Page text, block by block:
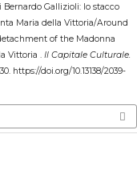
storia del restauro
«Postumia», 21, 1-
Restauri
Mantova: Publi
Mantova tra
Gallizioli: lo stacco
Maria della Vittoria/Around
of the Madonna
Vittoria . Il Capitale Culturale.
https://doi.org/10.13138/2039-